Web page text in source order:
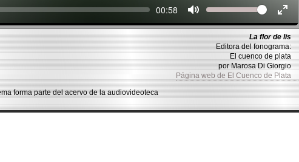
Seek Current
00:58 Volume
La flor de lis
Editora del fonograma:
El cuenco de plata
por Marosa Di Giorgio
Página web de El Cuenco de Plata
forma parte del acervo de la audiovideoteca